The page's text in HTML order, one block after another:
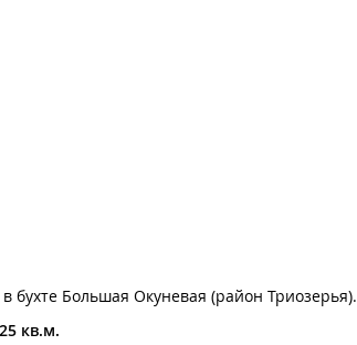
бухте Большая Окуневая (район Триозерья).
кв.м.